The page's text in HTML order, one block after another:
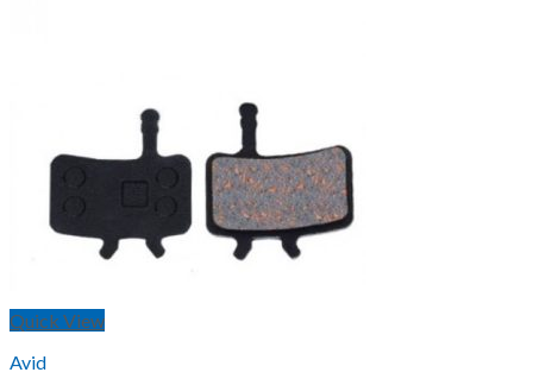
Quick View
Avid